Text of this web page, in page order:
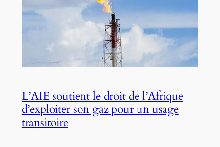
L’AIE soutient le droit de l’Afrique
d’exploiter son gaz pour un usage
transitoire